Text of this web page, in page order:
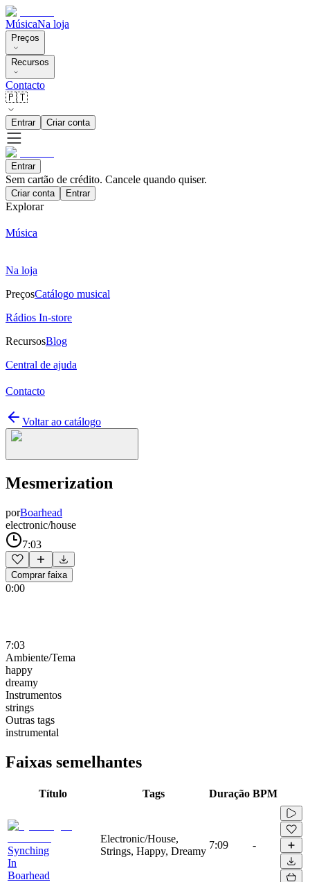
MúsicaNa loja
Preços
Recursos
Contacto
🇵🇹
Entrar Criar conta
Entrar
Sem cartão de crédito. Cancele quando quiser.
Criar conta Entrar
Explorar
Música
Na loja
PreçosCatálogo musical
Rádios In-store
RecursosBlog
Central de ajuda
Contacto
Voltar ao catálogo
Mesmerization
porBoarhead
electronic/house
7:03
Comprar faixa
0:00
7:03
Ambiente/Tema
happy
dreamy
Instrumentos
strings
Outras tags
instrumental
Faixas semelhantes
Título Tags Duração BPM
Synching
In
Boarhead
Electronic/House,
Strings, Happy, Dreamy
7:09 -